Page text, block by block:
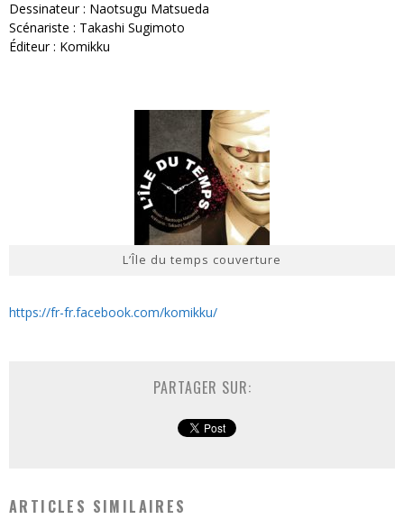
Dessinateur : Naotsugu Matsueda
Scénariste : Takashi Sugimoto
Éditeur : Komikku
L’Île du temps couverture
https://fr-fr.facebook.com/komikku/
PARTAGER SUR:
ARTICLES SIMILAIRES